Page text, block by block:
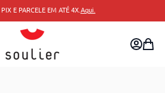
E PARCELE EM ATÉ 4X.Aqui.